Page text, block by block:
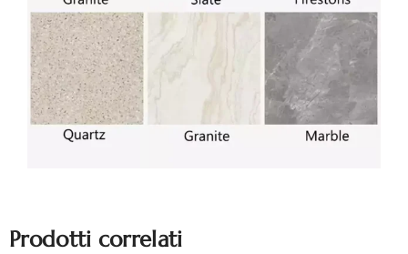
Prodotti correlati